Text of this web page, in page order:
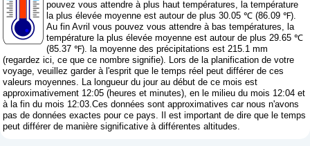
pouvez vous attendre à plus haut températures, la température
la plus élevée moyenne est autour de plus 30.05 ℃ (86.09 ℉).
Au fin Avril vous pouvez vous attendre à bas températures, la
température la plus élevée moyenne est autour de plus 29.65 ℃
(85.37 ℉). la moyenne des précipitations est 215.1 mm
(regardez ici, ce que ce nombre signifie). Lors de la planification de votre
voyage, veuillez garder à l'esprit que le temps réel peut différer de ces
valeurs moyennes. La longueur du jour au début de ce mois est
approximativement 12:05 (heures et minutes), en le milieu du mois 12:04 et
à la fin du mois 12:03.Ces données sont approximatives car nous n'avons
pas de données exactes pour ce pays. Il est important de dire que le temps
peut différer de manière significative à différentes altitudes.